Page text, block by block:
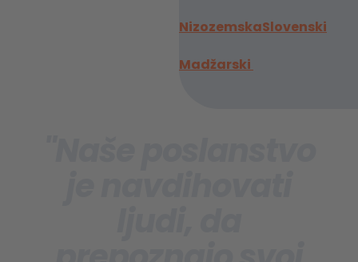
Nizozemska
Madžarski
Slovenski